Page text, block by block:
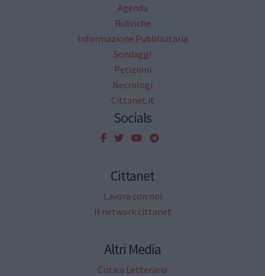
Agenda
Rubriche
Informazione Pubblicitaria
Sondaggi
Petizioni
Necrologi
Cittanet.it
Socials
Cittanet
Lavora con noi
Il network cittanet
Altri Media
Critica Letteraria